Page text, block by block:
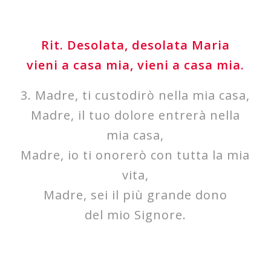
Rit. Desolata, desolata Maria
vieni a casa mia, vieni a casa mia.
3. Madre, ti custodirò nella mia casa,
Madre, il tuo dolore entrerà nella
mia casa,
Madre, io ti onorerò con tutta la mia
vita,
Madre, sei il più grande dono
del mio Signore.